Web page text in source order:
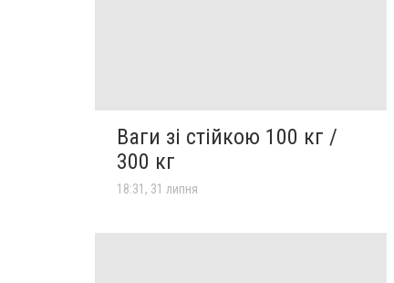
Ваги зі стійкою 100 кг /
300 кг
18:31, 31 липня